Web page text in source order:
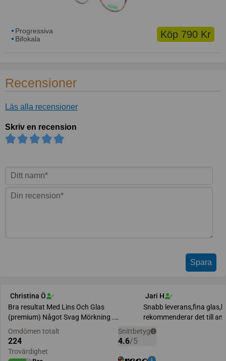
Köp 790 Kr
Progressiva
Bifokala
Recensioner
Läs alla recensioner
Skriv en recension